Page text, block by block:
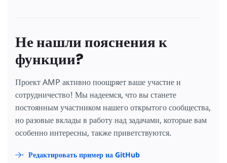
Не нашли пояснения к
функции?
Проект AMP активно поощряет ваше участие и
сотрудничество! Мы надеемся, что вы станете
постоянным участником нашего открытого сообщества,
но разовые вклады в работу над задачами, которые вам
особенно интересны, также приветствуются.
Редактировать пример на GitHub